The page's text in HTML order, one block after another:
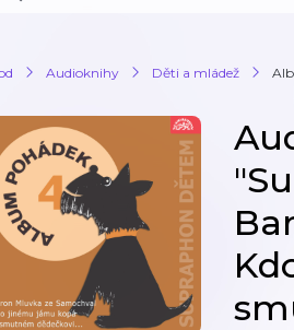
Audioknihy Děti a mládež